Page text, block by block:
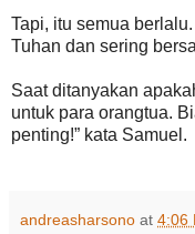
Tapi, itu semua
Tuhan dan sering
Saat ditanyakan
untuk para orangtua.
penting!” kata Samuel.
andreasharsono at 4:06